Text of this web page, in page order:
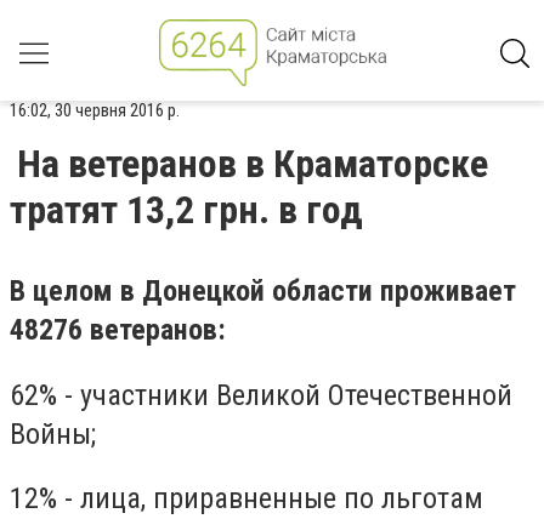
16:02, 30 червня 2016 р.
На ветеранов в Краматорске
тратят 13,2 грн. в год
В целом в Донецкой области проживает
48276 ветеранов:
62% - участники Великой Отечественной
Войны;
12% - лица, приравненные по льготам